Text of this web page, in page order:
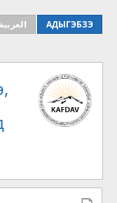
العربية
АДЫГЭБЗЭ